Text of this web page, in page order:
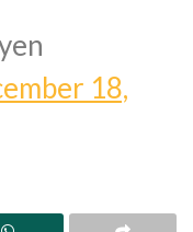
18,